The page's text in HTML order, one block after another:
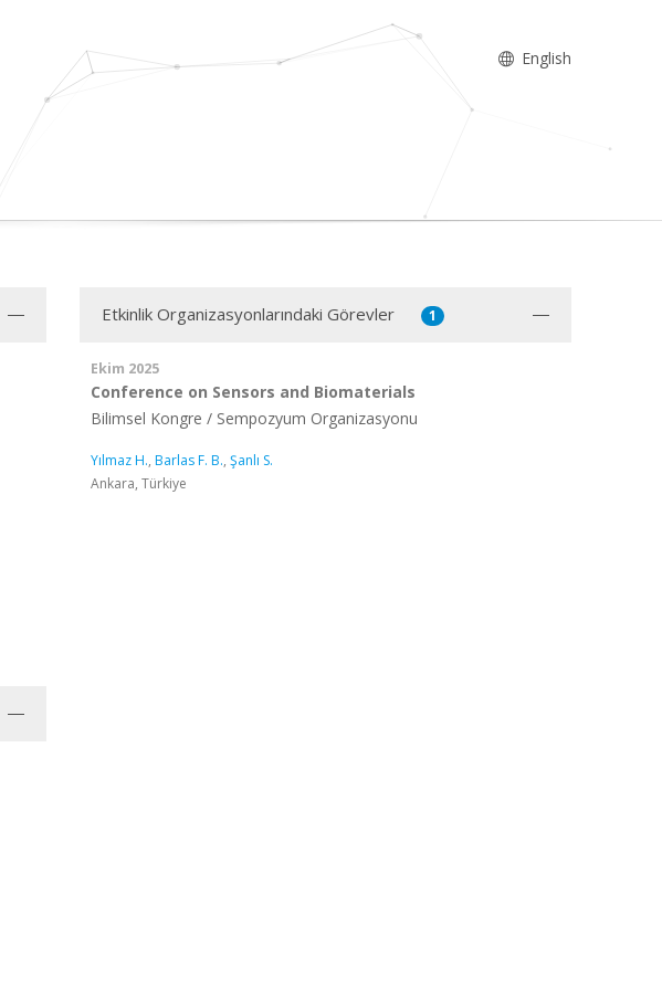
English
Etkinlik Organizasyonlarındaki Görevler 1
Ekim 2025
Conference on Sensors and Biomaterials
Bilimsel Kongre / Sempozyum Organizasyonu
Yılmaz H., Barlas F. B., Şanlı S.
Ankara, Türkiye